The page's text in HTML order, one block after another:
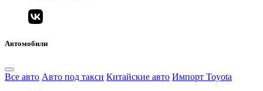
Автомобили
Все авто Авто под такси Китайские авто Импорт Toyota